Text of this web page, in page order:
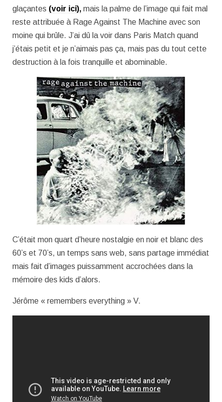
glaçantes (voir ici), mais la palme de l’image qui fait mal
reste attribuée à Rage Against The Machine avec son
moine qui brûle. J’ai dû la voir dans Paris Match quand
j’étais petit et je n’aimais pas ça, mais pas du tout cette
destruction à la fois tranquille et abominable.
C’était mon quart d’heure nostalgie en noir et blanc des
60’s et 70’s, un temps sans web, sans partage immédiat
mais fait d’images puissamment accrochées dans la
mémoire des kids d’alors.
Jérôme « remembers everything » V.